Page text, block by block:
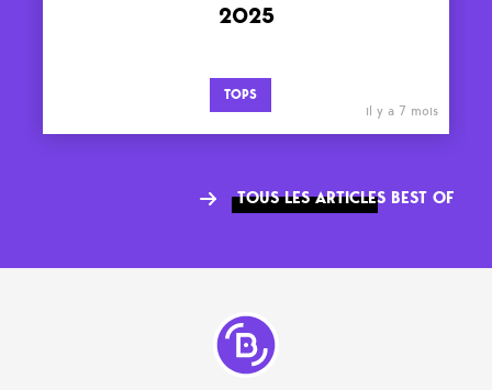
2025
TOPS
il y a 7 mois
TOUS LES ARTICLES BEST OF